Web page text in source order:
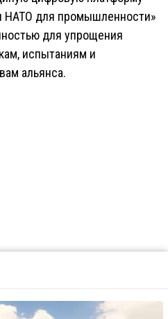
НАТО для промышленности»
для упрощения
испытаниям и
альянса.